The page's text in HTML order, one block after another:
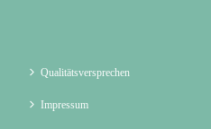
Qualitätsversprechen
Impressum